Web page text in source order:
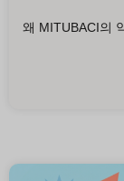
왜 MITUBACI의